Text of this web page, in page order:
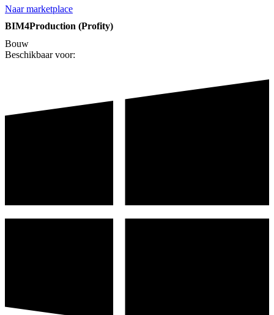
Naar marketplace
BIM4Production (Profity)
Bouw
Beschikbaar voor: